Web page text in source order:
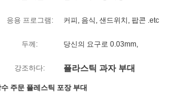
응용 프로그램: 커피, 음식, 샌드위치, 팝콘 .etc
두께: 당신의 요구로 0.03mm,
강조하다: 플라스틱 과자 부대
주문 플레스틱 포장 부대